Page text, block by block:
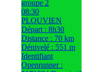
groupe 2
08:30
PLOUVIEN
Départ : 8h30
Distance : 70 km
Dénivelé : 551 m
Identifiant
Openrunner :